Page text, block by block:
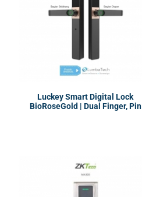
Luckey Smart Digital Lock
BioRoseGold | Dual Finger, Pin